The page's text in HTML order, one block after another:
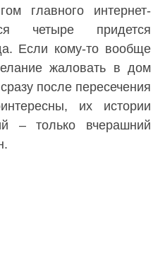
главного интернет-
четыре придется
Если кому-то вообще
жаловать в дом
после пересечения
их истории
– только вчерашний